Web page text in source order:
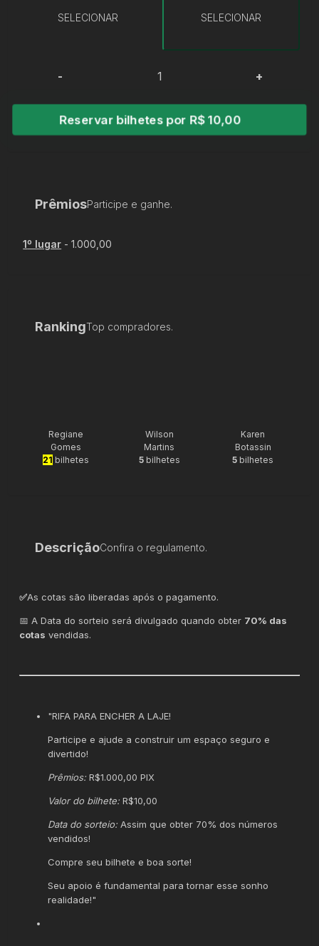
SELECIONAR SELECIONAR
- +
Reservar bilhetes por R$ 10,00
PrêmiosParticipe e ganhe.
1º lugar -1.000,00
RankingTop compradores.
Regiane
Gomes
21 bilhetes
Wilson
Martins
5bilhetes
Karen
Botassin
5 bilhetes
DescriçãoConfira o regulamento.
✅As cotas são liberadas após o pagamento.
📅 A Data do sorteio será divulgado quando obter 70% das
cotas vendidas.
"RIFA PARA ENCHER A LAJE!
Participe e ajude a construir um espaço seguro e
divertido!
Prêmios: R$1.000,00 PIX
Valor do bilhete: R$10,00
Data do sorteio: Assim que obter 70% dos números
vendidos!
Compre seu bilhete e boa sorte!
Seu apoio é fundamental para tornar esse sonho
realidade!"